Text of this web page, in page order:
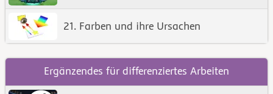
21. Farben und ihre Ursachen
Ergänzendes für differenziertes Arbeiten